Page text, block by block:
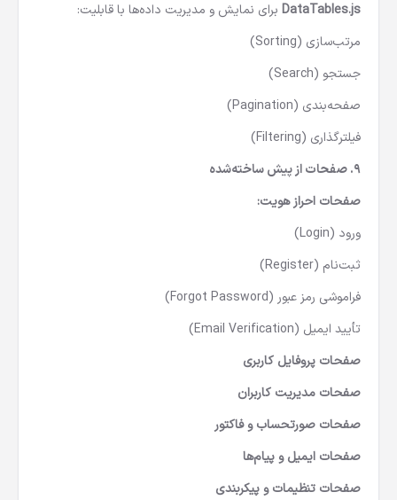
DataTables.js برای نمایش و مدیریت داده‌ها با قابلیت:
مرتب‌سازی (Sorting)
جستجو (Search)
صفحه‌بندی (Pagination)
فیلترگذاری (Filtering)
۹. صفحات از پیش ساخته‌شده
صفحات احراز هویت:
ورود (Login)
ثبت‌نام (Register)
فراموشی رمز عبور (Forgot Password)
تأیید ایمیل (Email Verification)
صفحات پروفایل کاربری
صفحات مدیریت کاربران
صفحات صورتحساب و فاکتور
صفحات ایمیل و پیام‌ها
صفحات تنظیمات و پیکربندی